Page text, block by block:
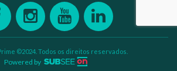
©2024. Todos os direitos reservados.
Powered by